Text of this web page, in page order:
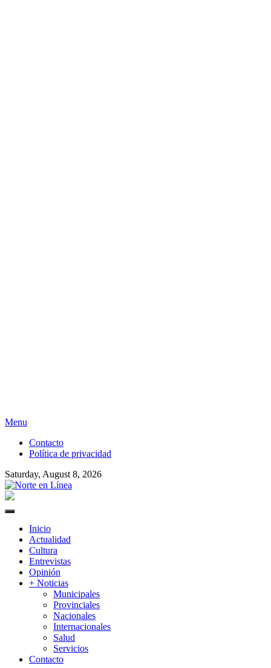
Skip
content
Menu
Contacto
Política de privacidad
Saturday, August 8, 2026
Primary
Inicio
Actualidad
Cultura
Entrevistas
Opinión
+ Noticias
Municipales
Provinciales
Nacionales
Internacionales
Salud
Servicios
Contacto